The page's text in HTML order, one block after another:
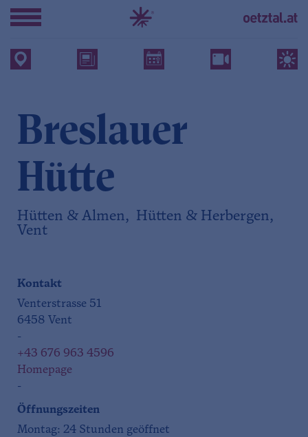
Breslauer
Hütte
Hütten & Almen, Hütten & Herbergen,
Vent
Kontakt
Venterstrasse 51
6458 Vent
-
+43 676 963 4596
Homepage
-
Öffnungszeiten
Montag: 24 Stunden geöffnet